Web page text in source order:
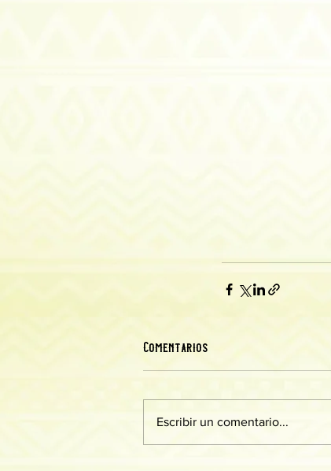
Comentarios
Escribir un comentario...